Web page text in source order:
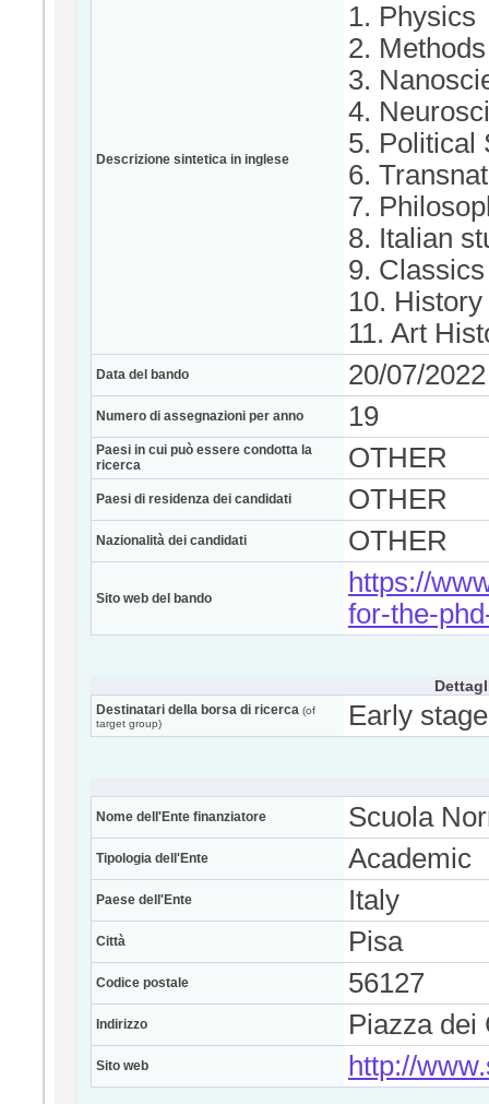
Descrizione sintetica in inglese
1. Physics
2.
3.
4.
5. Political
6.
7.
8. Italian
9. Classics
10. History
11. Art
Data del bando 20/07/2022
Numero di assegnazioni per anno 19
Paesi in cui può essere condotta la
ricerca
OTHER
Paesi di residenza dei candidati OTHER
Nazionalità dei candidati OTHER
Sito web del bando
https://
for-the-
Destinatari della borsa di ricerca (of
target group)
Early
Nome dell'Ente finanziatore Scuola
Tipologia dell'Ente Academic
Paese dell'Ente Italy
Città Pisa
Codice postale 56127
Indirizzo Piazza dei
Sito web http://